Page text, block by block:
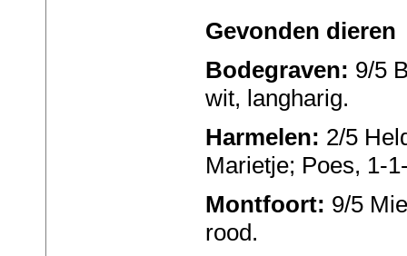
Gevonden dieren
Bodegraven: 9/5
wit, langharig.
Harmelen: 2/5
Marietje; Poes, 1-
Montfoort: 9/5
rood.